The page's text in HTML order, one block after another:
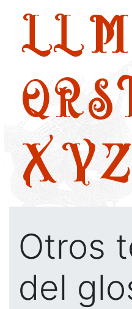
LLM
QRS
XYZ
Otros
del